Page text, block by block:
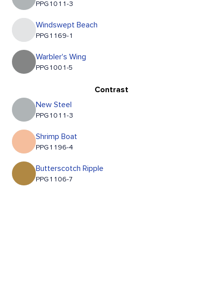
PPG1011-3
Windswept Beach
PPG1169-1
Warbler's Wing
PPG1001-5
Contrast
New Steel
PPG1011-3
Shrimp Boat
PPG1196-4
Butterscotch Ripple
PPG1106-7